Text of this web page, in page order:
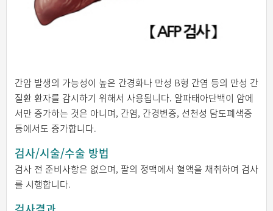
간암 발생의 가능성이 높은 간경화나 만성 B형 간염 등의 만성 간
질환 환자를 감시하기 위해서 사용됩니다. 알파태아단백이 암에
서만 증가하는 것은 아니며, 간염, 간경변증, 선천성 담도폐색증
등에서도 증가합니다.
검사/시술/수술 방법
검사 전 준비사항은 없으며, 팔의 정맥에서 혈액을 채취하여 검사
를 시행합니다.